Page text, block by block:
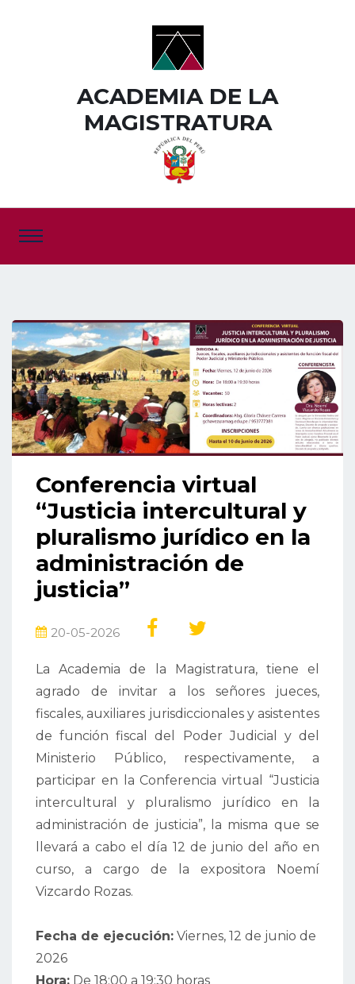
ACADEMIA DE LA
MAGISTRATURA
Conferencia virtual
“Justicia intercultural y
pluralismo jurídico en la
administración de
justicia”
20-05-2026
La Academia de la Magistratura, tiene el
agrado de invitar a los señores jueces,
fiscales, auxiliares jurisdiccionales y asistentes
de función fiscal del Poder Judicial y del
Ministerio Público, respectivamente, a
participar en la Conferencia virtual “Justicia
intercultural y pluralismo jurídico en la
administración de justicia”, la misma que se
llevará a cabo el día 12 de junio del año en
curso, a cargo de la expositora Noemí
Vizcardo Rozas.
Fecha de ejecución: Viernes, 12 de junio de
2026
Hora: De 18:00 a 19:30 horas